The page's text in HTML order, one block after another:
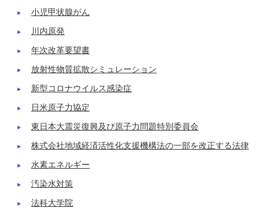
小児甲状腺がん
川内原発
年次改革要望書
放射性物質拡散シミュレーション
新型コロナウイルス感染症
日米原子力協定
東日本大震災復興及び原子力問題特別委員会
株式会社地域経済活性化支援機構法の一部を改正する法律
水素エネルギー
汚染水対策
法科大学院